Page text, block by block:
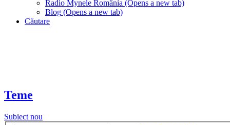
Radio Mynele România (Opens a new tab)
Blog (Opens a new tab)
Căutare
Teme
Subiect nou